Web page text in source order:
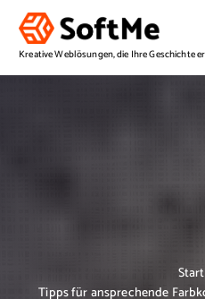
Kreative Weblösungen, die Ihre Geschichte
Start
Tipps für ansprechende